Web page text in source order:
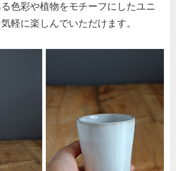
色彩や植物をモチーフにしたユニ
軽に楽しんでいただけます。